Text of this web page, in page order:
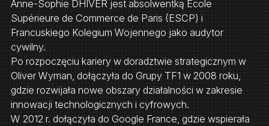
Anne-Sophie DHIVER jest absolwentką École
Supérieure de Commerce de Paris (ESCP) i
Francuskiego Kolegium Wojennego jako audytor
cywilny.
Po rozpoczęciu kariery w doradztwie strategicznym w
Oliver Wyman, dołączyła do Grupy TF1 w 2008 roku,
gdzie rozwijała nowe obszary działalności w zakresie
innowacji technologicznych i cyfrowych.
W 2012 r. dołączyła do Google France, gdzie wspierała